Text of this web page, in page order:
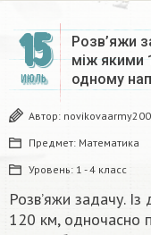
15
ИЮЛЬ
Розв’яжи
між якими
одному
Автор: novikovaarmy200
Предмет: Математика
Уровень: 1 - 4 класс
Розв’яжи задачу. Із
120 км, одночасно